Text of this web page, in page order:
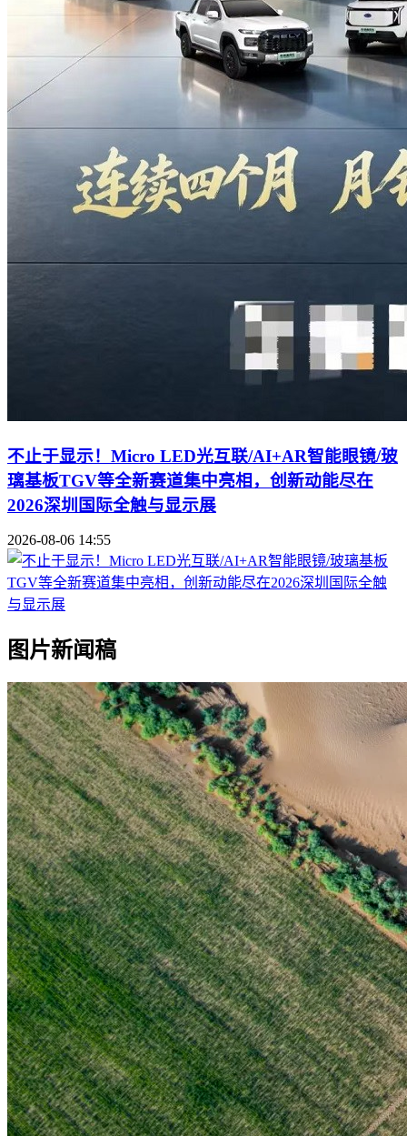
不止于显示！Micro LED光互联/AI+AR智能眼镜/玻
璃基板TGV等全新赛道集中亮相，创新动能尽在
2026深圳国际全触与显示展
2026-08-06 14:55
图片新闻稿